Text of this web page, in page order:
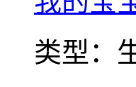
类型：